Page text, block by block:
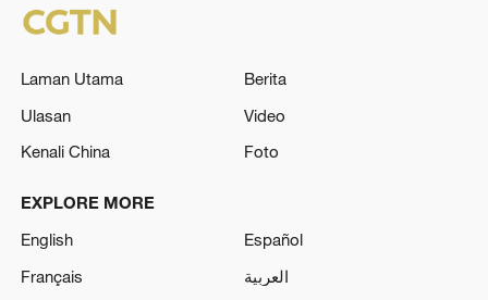
Laman Utama
Berita
Ulasan
Video
Kenali China
Foto
EXPLORE MORE
English
Español
Français
العربية